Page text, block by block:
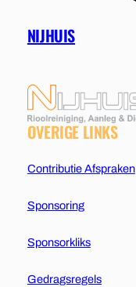
NIJHUIS
OVERIGE LINKS
Contributie Afspraken
Sponsoring
Sponsorkliks
Gedragsregels